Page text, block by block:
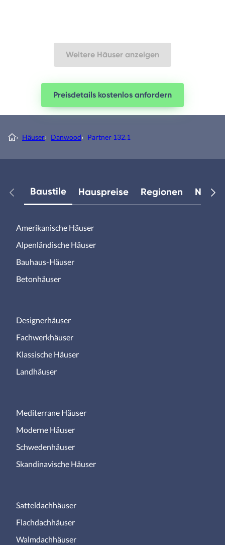
Weitere Häuser anzeigen
Preisdetails kostenlos anfordern
› Häuser› Danwood› Partner 132.1
Baustile Hauspreise Regionen
Amerikanische Häuser
Alpenländische Häuser
Bauhaus-Häuser
Betonhäuser
Designerhäuser
Fachwerkhäuser
Klassische Häuser
Landhäuser
Mediterrane Häuser
Moderne Häuser
Schwedenhäuser
Skandinavische Häuser
Satteldachhäuser
Flachdachhäuser
Walmdachhäuser